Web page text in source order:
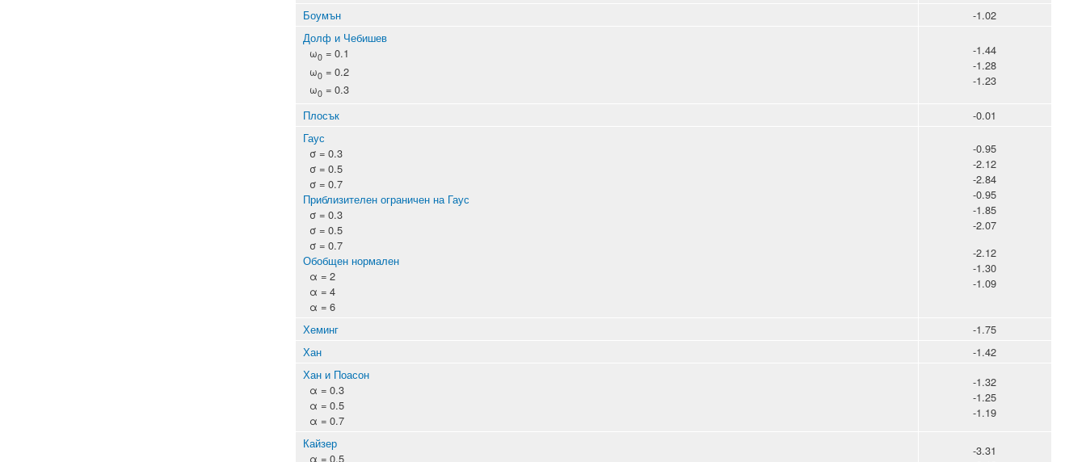
Боумън
-1.02
Долф и Чебишев
ω0= 0.1
ω0= 0.2
ω0= 0.3
-1.44
-1.28
-1.23
Плосък
-0.01
Гаус
σ = 0.3
σ = 0.5
σ = 0.7
Приблизителен ограничен на Гаус
σ = 0.3
σ = 0.5
σ = 0.7
Обобщен нормален
α = 2
α = 4
α = 6
-0.95
-2.12
-2.84
-0.95
-1.85
-2.07
-2.12
-1.30
-1.09
Хеминг
-1.75
Хан
-1.42
Хан и Поасон
α = 0.3
α = 0.5
α = 0.7
-1.32
-1.25
-1.19
Кайзер
α = 0.5
-3.31